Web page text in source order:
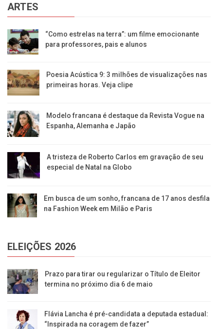
ARTES
“Como estrelas na terra”: um filme emocionante
para professores, pais e alunos
Poesia Acústica 9: 3 milhões de visualizações nas
primeiras horas. Veja clipe
Modelo francana é destaque da Revista Vogue na
Espanha, Alemanha e Japão
A tristeza de Roberto Carlos em gravação de seu
especial de Natal na Globo
Em busca de um sonho, francana de 17 anos desfila
na Fashion Week em Milão e Paris
ELEIÇÕES 2026
Prazo para tirar ou regularizar o Título de Eleitor
termina no próximo dia 6 de maio
Flávia Lancha é pré-candidata a deputada estadual:
“Inspirada na coragem de fazer”